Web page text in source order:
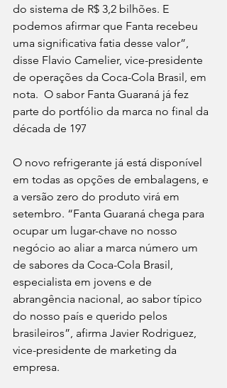
do sistema de R$ 3,2 bilhões. E
podemos afirmar que Fanta recebeu
uma significativa fatia desse valor”,
disse Flavio Camelier, vice-presidente
de operações da Coca-Cola Brasil, em
nota.  O sabor Fanta Guaraná já fez
parte do portfólio da marca no final da
década de 197
O novo refrigerante já está disponível
em todas as opções de embalagens, e
a versão zero do produto virá em
setembro. “Fanta Guaraná chega para
ocupar um lugar-chave no nosso
negócio ao aliar a marca número um
de sabores da Coca-Cola Brasil,
especialista em jovens e de
abrangência nacional, ao sabor típico
do nosso país e querido pelos
brasileiros”, afirma Javier Rodriguez,
vice-presidente de marketing da
empresa.